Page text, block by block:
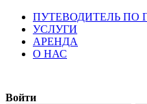
ПУТЕВОДИТЕЛЬ ПО
УСЛУГИ
АРЕНДА
О НАС
Войти